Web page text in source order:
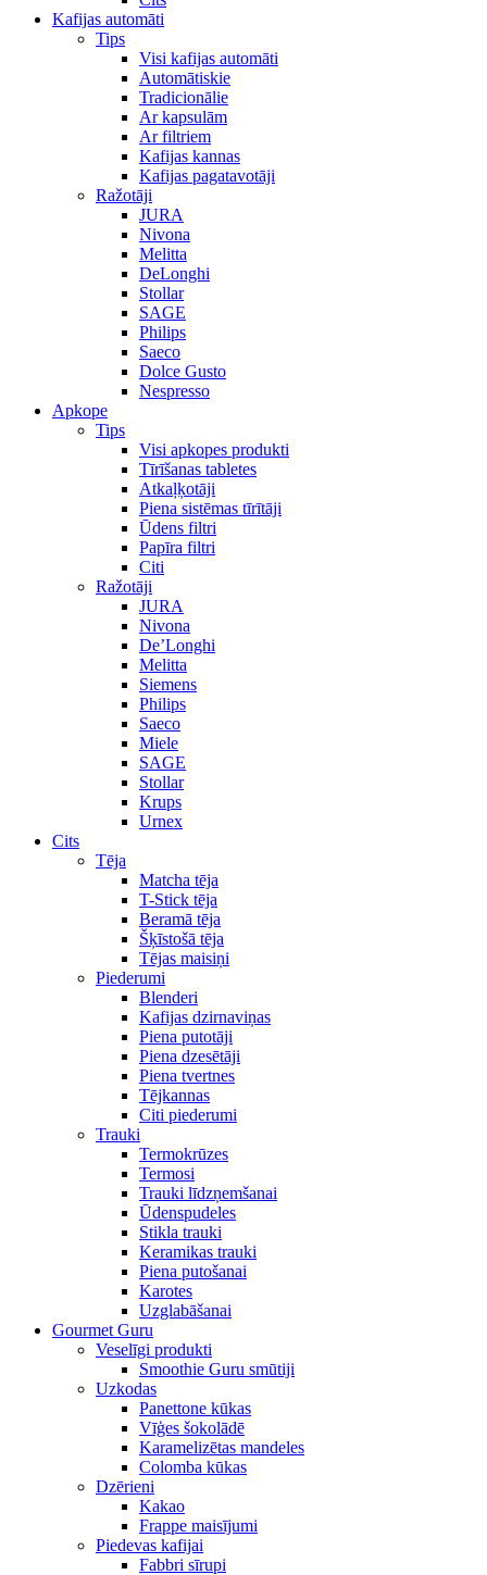
Kafijas automāti
Tips
Visi kafijas automāti
Automātiskie
Tradicionālie
Ar kapsulām
Ar filtriem
Kafijas kannas
Kafijas pagatavotāji
Ražotāji
JURA
Nivona
Melitta
DeLonghi
Stollar
SAGE
Philips
Saeco
Dolce Gusto
Nespresso
Apkope
Tips
Visi apkopes produkti
Tīrīšanas tabletes
Atkaļķotāji
Piena sistēmas tīrītāji
Ūdens filtri
Papīra filtri
Citi
Ražotāji
JURA
Nivona
De’Longhi
Melitta
Siemens
Philips
Saeco
Miele
SAGE
Stollar
Krups
Urnex
Cits
Tēja
Matcha tēja
T-Stick tēja
Beramā tēja
Šķīstošā tēja
Tējas maisiņi
Piederumi
Blenderi
Kafijas dzirnaviņas
Piena putotāji
Piena dzesētāji
Piena tvertnes
Tējkannas
Citi piederumi
Trauki
Termokrūzes
Termosi
Trauki līdzņemšanai
Ūdenspudeles
Stikla trauki
Keramikas trauki
Piena putošanai
Karotes
Uzglabāšanai
Gourmet Guru
Veselīgi produkti
Smoothie Guru smūtiji
Uzkodas
Panettone kūkas
Vīģes šokolādē
Karamelizētas mandeles
Colomba kūkas
Dzērieni
Kakao
Frappe maisījumi
Piedevas kafijai
Fabbri sīrupi